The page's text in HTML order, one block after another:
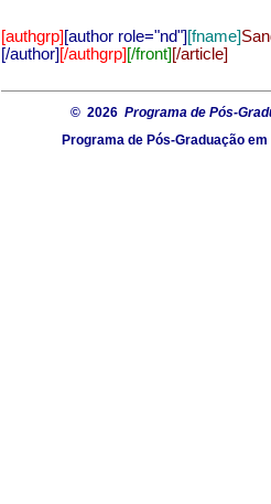
[authgrp] [author role="nd"] [fname]
[/author] [/authgrp] [/front] [/article]
© 2026 Programa de Pós-
Programa de Pós-Graduação